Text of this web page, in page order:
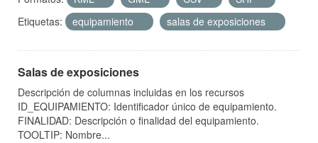
Etiquetas:
equipamiento salas de exposiciones
Salas de exposiciones
Descripción de columnas incluidas en los recursos
ID_EQUIPAMIENTO: Identificador único de equipamiento.
FINALIDAD: Descripción o finalidad del equipamiento.
TOOLTIP: Nombre...